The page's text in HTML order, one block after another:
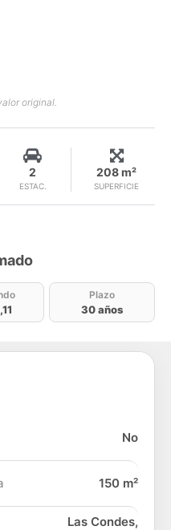
original.
ESTAC.
2
SUPERFICIE
208 m²
estimado
Plazo
30 años
No
150 m²
Las Condes,